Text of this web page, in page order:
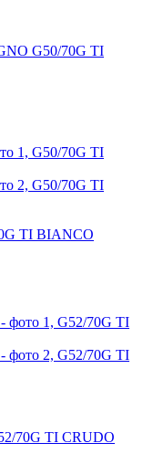
G50/70G TI
TI BIANCO
70G TI CRUDO